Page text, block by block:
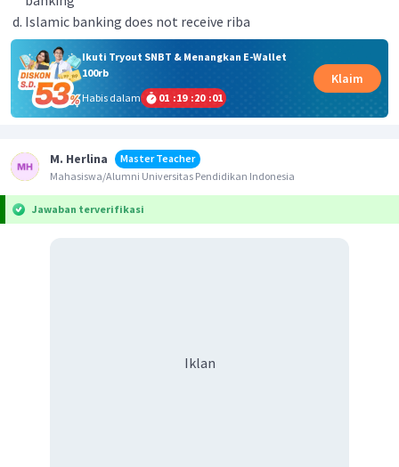
Islamic banking does not receive riba
Ikuti Tryout SNBT & Menangkan E-Wallet
100rb
Habis dalam
01 :19 :20 :01
Klaim
M. Herlina
Master Teacher
Mahasiswa/Alumni Universitas Pendidikan Indonesia
Jawaban terverifikasi
Iklan